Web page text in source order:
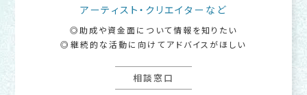
アーティスト・クリエイターなど
助成や資金面について情報を知りたい
継続的な活動に向けてアドバイスがほしい
相談窓口